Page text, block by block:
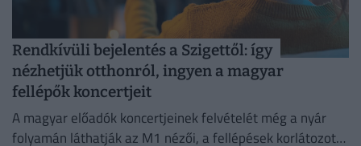
Rendkívüli bejelentés a Szigettől: így
nézhetjük otthonról, ingyen a magyar
fellépők koncertjeit
A magyar előadók koncertjeinek felvételét még a nyár
folyamán láthatják az M1 nézői, a fellépések korlátozott